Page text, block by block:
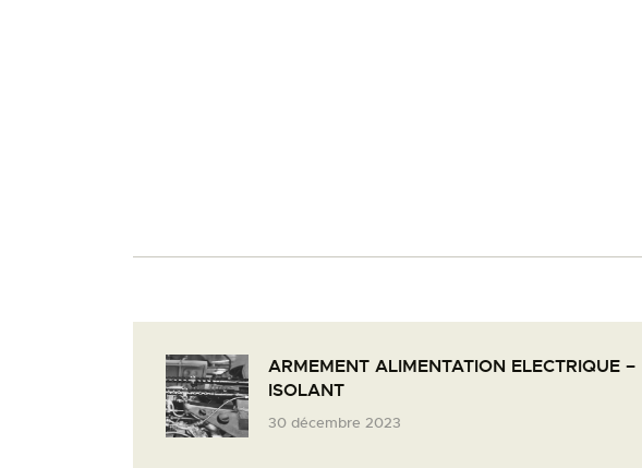
LA
ARMEMENT ALIMENTATION ELECTRIQUE –
ISOLANT
30 décembre 2023